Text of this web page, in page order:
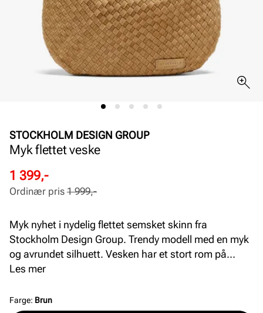
STOCKHOLM DESIGN GROUP
Myk flettet veske
Rabattert
pris
1 399,-
Ordinær
pris
Ordinær pris 1 999,-
Myk nyhet i nydelig flettet semsket skinn fra
Stockholm Design Group. Trendy modell med en myk
og avrundet silhuett. Vesken har et stort rom på
innsiden med en praktisk glidelåslomme på siden.
cm H = 14 cm B = 16 cm.
Les mer
Farge: Brun